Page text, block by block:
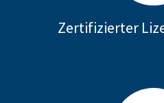
Zertifizierter